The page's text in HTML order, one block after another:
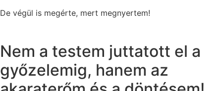
De végül is megérte, mert megnyertem!
Nem a testem juttatott el a
győzelemig, hanem az